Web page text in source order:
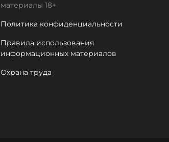
материалы 18+
Политика конфиденциальности
Правила использования
информационных материалов
Охрана труда